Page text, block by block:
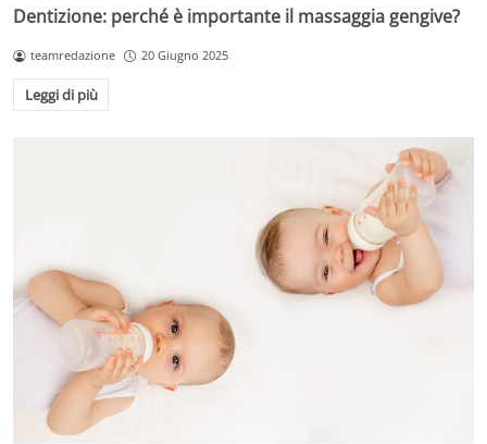
Dentizione: perché è importante il massaggia gengive?
teamredazione 20 Giugno 2025
Leggi di più